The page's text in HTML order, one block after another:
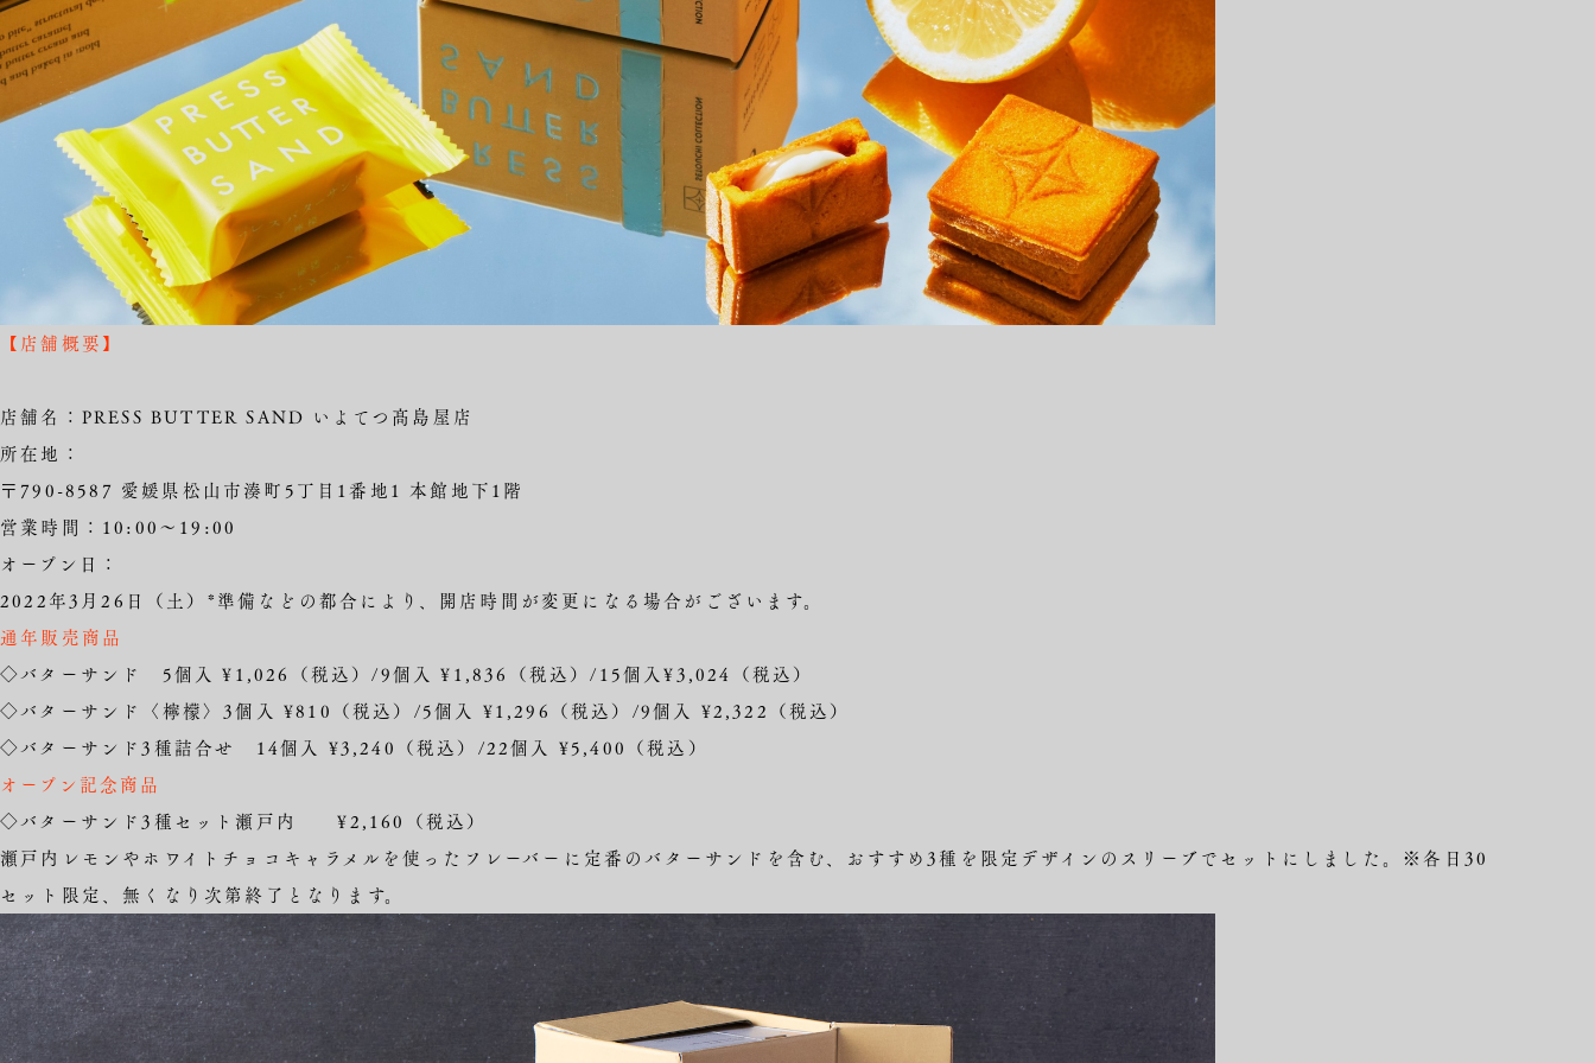
【店舗概要】
店舗名：PRESS BUTTER SAND いよてつ髙島屋店
所在地：
〒790-8587 愛媛県松山市湊町5丁目1番地1 本館地下1階
営業時間：10:00～19:00
オープン日：
2022年3月26日（土）*準備などの都合により、開店時間が変更になる場合がございます。
通年販売商品
◇バターサンド 5個入 ¥1,026（税込）/9個入 ¥1,836（税込）/15個入¥3,024（税込）
◇バターサンド〈檸檬〉3個入 ¥810（税込）/5個入 ¥1,296（税込）/9個入 ¥2,322（税込）
◇バターサンド3種詰合せ 14個入 ¥3,240（税込）/22個入 ¥5,400（税込）
オープン記念商品
◇バターサンド3種セット瀬戸内 ¥2,160（税込）
瀬戸内レモンやホワイトチョコキャラメルを使ったフレーバーに定番のバターサンドを含む、おすすめ3種を限定デザインのスリーブでセットにしました。※各日30
セット限定、無くなり次第終了となります。